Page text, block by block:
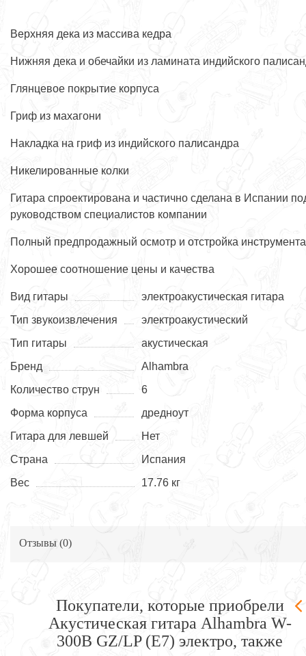
Верхняя дека из массива кедра
Нижняя дека и обечайки из ламината индийского
Глянцевое покрытие корпуса
Гриф из махагони
Накладка на гриф из индийского палисандра
Никелированные колки
Гитара спроектирована и частично сделана в Испании
руководством специалистов компании
Полный предпродажный осмотр и отстройка инструмента
Хорошее соотношение цены и качества
Вид гитары
электроакустическая гитара
Тип звукоизвлечения
электроакустический
Тип гитары
акустическая
Бренд
Alhambra
Количество струн
6
Форма корпуса
дредноут
Гитара для левшей
Нет
Страна
Испания
Вес
17.76 кг
Отзывы (0)
Покупатели, которые приобрели
Акустическая гитара Alhambra W-
300B GZ/LP (E7) электро, также